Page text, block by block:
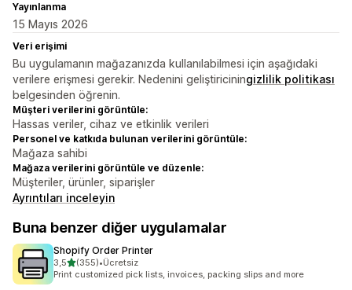
Yayınlanma
15 Mayıs 2026
Veri erişimi
Bu uygulamanın mağazanızda kullanılabilmesi için aşağıdaki
verilere erişmesi gerekir. Nedenini geliştiriciningizlilik politikası
belgesinden öğrenin.
Müşteri verilerini görüntüle:
Hassas veriler, cihaz ve etkinlik verileri
Personel ve katkıda bulunan verilerini görüntüle:
Mağaza sahibi
Mağaza verilerini görüntüle ve düzenle:
Müşteriler, ürünler, siparişler
Ayrıntıları inceleyin
Buna benzer diğer uygulamalar
Shopify Order Printer
3,55 yıldız üzerinden
(355)
toplam 355 değerlendirme
•Ücretsiz
Print customized pick lists, invoices, packing slips and more